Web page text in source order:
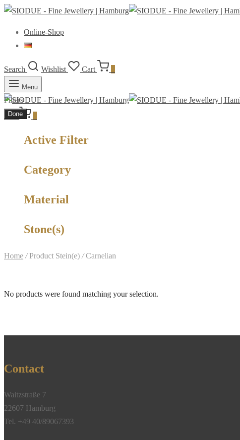
Online-Shop
Search Wishlist Cart
Menu
Cart
Filters
Done
Active Filter
Category
Material
Stone(s)
Home /Product Stein(e) /Carnelian
No products were found matching your selection.
Contact
Waitzstraße 7
22607 Hamburg
Tel. +49 40/89067393